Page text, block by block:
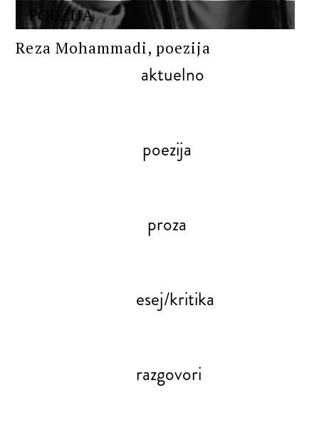
POEZIJA
Reza Mohammadi, poezija
aktuelno
poezija
proza
esej/kritika
razgovori